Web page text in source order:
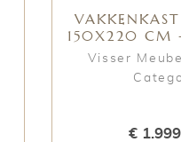
150X220 CM
Visser
€